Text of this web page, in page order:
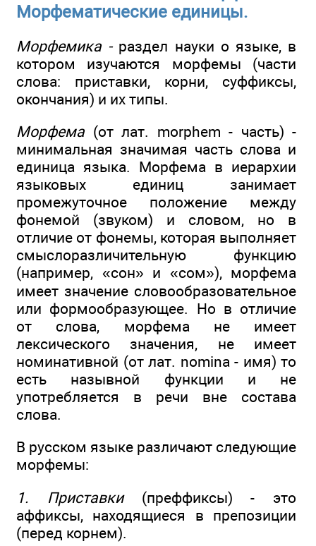
Морфематические единицы.
Морфемика -раздел науки о языке, в
котором изучаются морфемы (части
слова: приставки, корни, суффиксы,
окончания) и их типы.
Морфема (от лат. morphem - часть) -
минимальная значимая часть слова и
единица языка. Морфема в иерархии
языковых единиц занимает
промежуточное положение между
фонемой (звуком) и словом, но в
отличие от фонемы, которая выполняет
смыслоразличительную функцию
(например, «сон» и «сом»), морфема
имеет значение словообразовательное
или формообразующее. Но в отличие
от слова, морфема не имеет
лексического значения, не имеет
номинативной (от лат. nomina - имя) то
есть назывной функции и не
употребляется в речи вне состава
слова.
В русском языке различают следующие
морфемы:
1. Приставки(преффиксы) - это
аффиксы, находящиеся в препозиции
(перед корнем).